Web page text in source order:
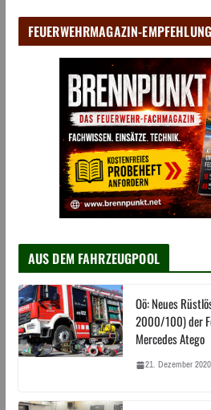
FEUERWEHRMAGAZIN-EMPFEHLUNG
AUS DEM FAHRZEUGPOOL
Oö: Neues
2000/100) der
Mercedes Atego
21. Dezember 2020